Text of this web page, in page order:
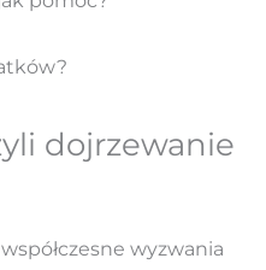
dojrzewanie
wyzwania